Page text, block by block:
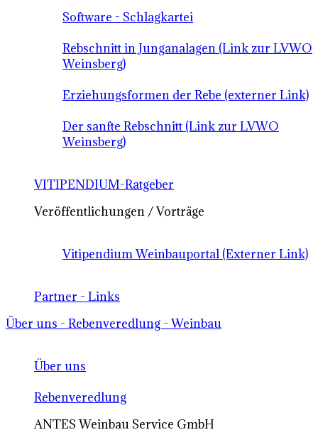
Software - Schlagkartei
Rebschnitt in Junganalagen (Link zur LVWO
Weinsberg)
Erziehungsformen der Rebe (externer Link)
Der sanfte Rebschnitt (Link zur LVWO
Weinsberg)
VITIPENDIUM-Ratgeber
Veröffentlichungen / Vorträge
Vitipendium Weinbauportal (Externer Link)
Partner - Links
Über uns - Rebenveredlung - Weinbau
Über uns
Rebenveredlung
ANTES Weinbau Service GmbH